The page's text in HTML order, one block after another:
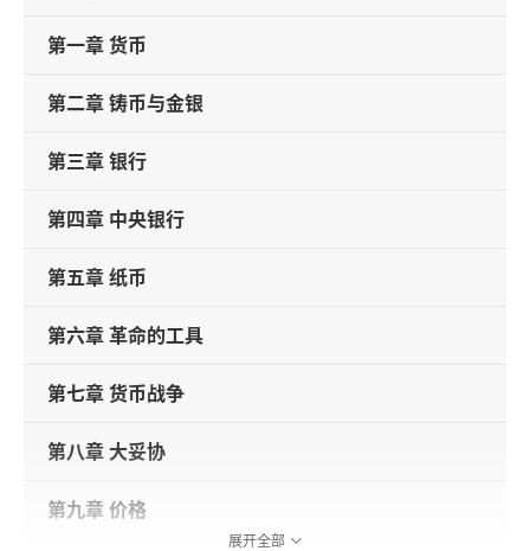
第一章 货币
第二章 铸币与金银
第三章 银行
第四章 中央银行
第五章 纸币
第六章 革命的工具
第七章 货币战争
第八章 大妥协
第九章 价格
展开全部